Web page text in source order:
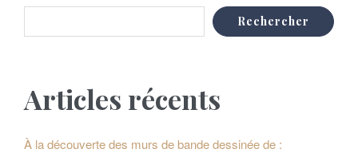
Rechercher
Articles récents
À la découverte des murs de bande dessinée de :